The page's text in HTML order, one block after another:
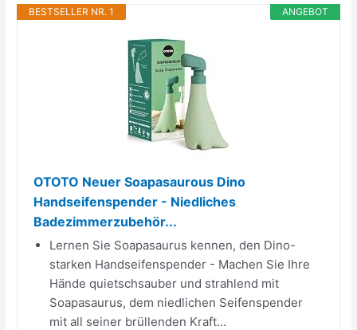
ANGEBOT
BESTSELLER NR. 1
OTOTO Neuer Soapasaurous Dino
Handseifenspender - Niedliches
Badezimmerzubehör...
Lernen Sie Soapasaurus kennen, den Dino-
starken Handseifenspender - Machen Sie Ihre
Hände quietschsauber und strahlend mit
Soapasaurus, dem niedlichen Seifenspender
mit all seiner brüllenden Kraft...